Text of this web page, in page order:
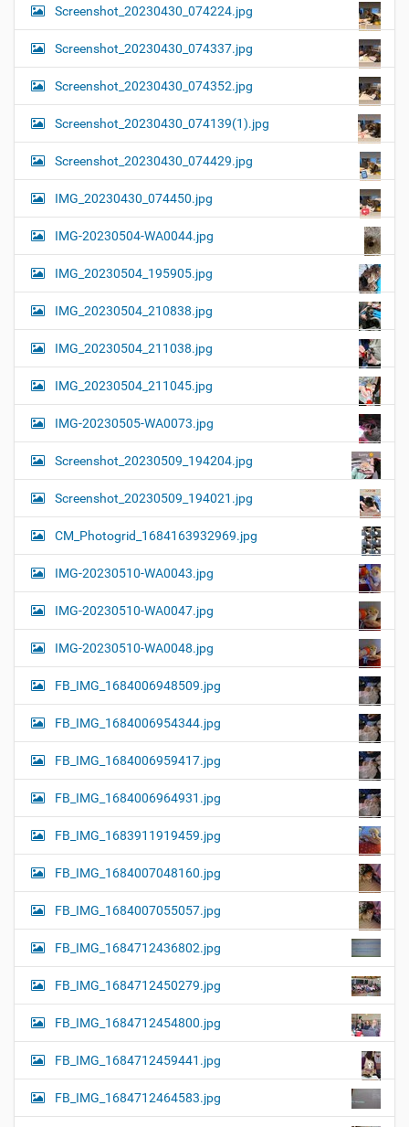
Screenshot_20230430_074224.jpg
Screenshot_20230430_074337.jpg
Screenshot_20230430_074352.jpg
Screenshot_20230430_074139(1).jpg
Screenshot_20230430_074429.jpg
IMG_20230430_074450.jpg
IMG-20230504-WA0044.jpg
IMG_20230504_195905.jpg
IMG_20230504_210838.jpg
IMG_20230504_211038.jpg
IMG_20230504_211045.jpg
IMG-20230505-WA0073.jpg
Screenshot_20230509_194204.jpg
Screenshot_20230509_194021.jpg
CM_Photogrid_1684163932969.jpg
IMG-20230510-WA0043.jpg
IMG-20230510-WA0047.jpg
IMG-20230510-WA0048.jpg
FB_IMG_1684006948509.jpg
FB_IMG_1684006954344.jpg
FB_IMG_1684006959417.jpg
FB_IMG_1684006964931.jpg
FB_IMG_1683911919459.jpg
FB_IMG_1684007048160.jpg
FB_IMG_1684007055057.jpg
FB_IMG_1684712436802.jpg
FB_IMG_1684712450279.jpg
FB_IMG_1684712454800.jpg
FB_IMG_1684712459441.jpg
FB_IMG_1684712464583.jpg